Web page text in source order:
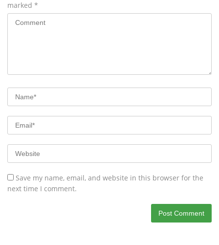
marked *
Save my name, email, and website in this browser for the
next time I comment.